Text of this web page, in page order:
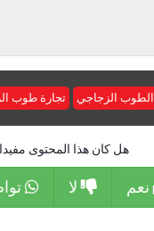
الطوب الزجاجي تجارة طوب
هل كان هذا المحتوى
نعم لا